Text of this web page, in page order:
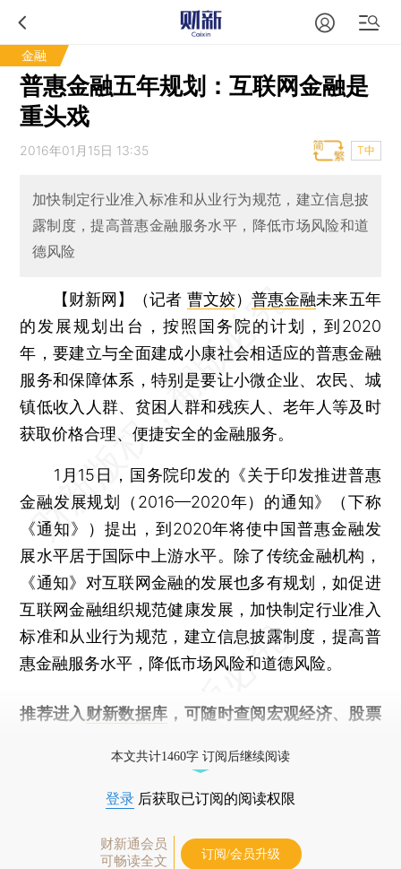
金融
普惠金融五年规划：互联网金融是
重头戏
2016年01月15日 13:35 T中
加快制定行业准入标准和从业行为规范，建立信息披
露制度，提高普惠金融服务水平，降低市场风险和道
德风险
【财新网】（记者 曹文姣） 普惠金融未来五年
的发展规划出台，按照国务院的计划，到2020
年，要建立与全面建成小康社会相适应的普惠金融
服务和保障体系，特别是要让小微企业、农民、城
镇低收入人群、贫困人群和残疾人、老年人等及时
获取价格合理、便捷安全的金融服务。
1月15日，国务院印发的《关于印发推进普惠
金融发展规划（2016—2020年）的通知》（下称
《通知》）提出，到2020年将使中国普惠金融发
展水平居于国际中上游水平。除了传统金融机构，
《通知》对互联网金融的发展也多有规划，如促进
互联网金融组织规范健康发展，加快制定行业准入
标准和从业行为规范，建立信息披露制度，提高普
惠金融服务水平，降低市场风险和道德风险。
推荐进入 财新数据库 ，可随时查阅宏观经济、股票
本文共计1460字 订阅后继续阅读
登录 后获取已订阅的阅读权限
财新通会员
可畅读全文
订阅/会员升级